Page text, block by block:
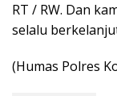
RT / RW. Dan
selalu
(Humas Polres